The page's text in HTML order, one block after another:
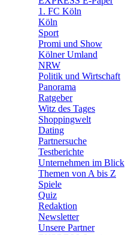
1. FC Köln
Köln
Sport
Promi und Show
Kölner Umland
NRW
Politik und Wirtschaft
Panorama
Ratgeber
Witz des Tages
Shoppingwelt
Dating
Partnersuche
Testberichte
Unternehmen im Blick
Themen von A bis Z
Spiele
Quiz
Redaktion
Newsletter
Unsere Partner